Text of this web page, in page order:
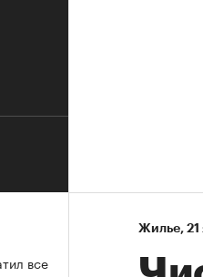
Жилье⁠, 21
все